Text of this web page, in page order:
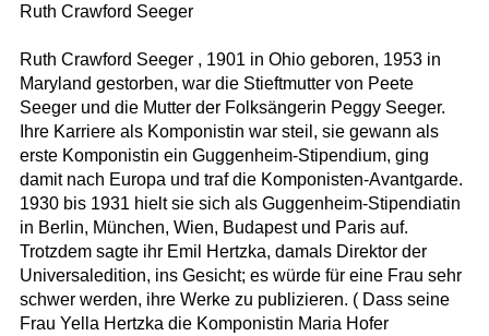
Ruth Crawford Seeger
Ruth Crawford Seeger , 1901 in Ohio geboren, 1953 in
Maryland gestorben, war die Stieftmutter von Peete
Seeger und die Mutter der Folksängerin Peggy Seeger.
Ihre Karriere als Komponistin war steil, sie gewann als
erste Komponistin ein Guggenheim-Stipendium, ging
damit nach Europa und traf die Komponisten-Avantgarde.
1930 bis 1931 hielt sie sich als Guggenheim-Stipendiatin
in Berlin, München, Wien, Budapest und Paris auf.
Trotzdem sagte ihr Emil Hertzka, damals Direktor der
Universaledition, ins Gesicht; es würde für eine Frau sehr
schwer werden, ihre Werke zu publizieren. ( Dass seine
Frau Yella Hertzka die Komponistin Maria Hofer